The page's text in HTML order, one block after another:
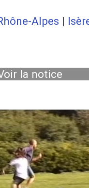
Alpes |
la notice